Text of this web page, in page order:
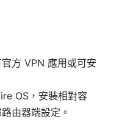
方 VPN 應用或可安
OS，安裝相對容
由器端設定。